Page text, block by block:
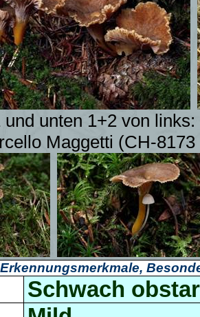
und unten 1+2 von
Maggetti (CH-
Schwach